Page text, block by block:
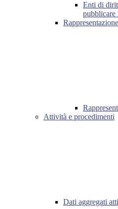
Enti di
pubblicare
Attività e procedimenti
Dati aggregati